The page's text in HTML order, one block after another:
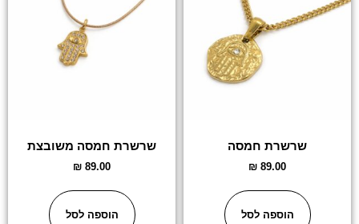
שרשרת חמסה
₪ 89.00
הוספה לסל
שרשרת חמסה משובצת
₪ 89.00
הוספה לסל